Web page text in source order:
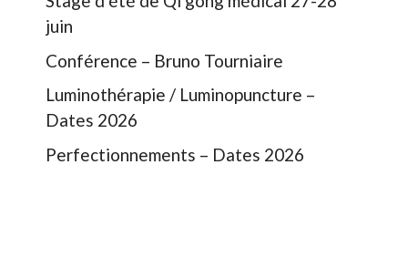
juin
Conférence – Bruno Tourniaire
Luminothérapie / Luminopuncture –
Dates 2026
Perfectionnements – Dates 2026